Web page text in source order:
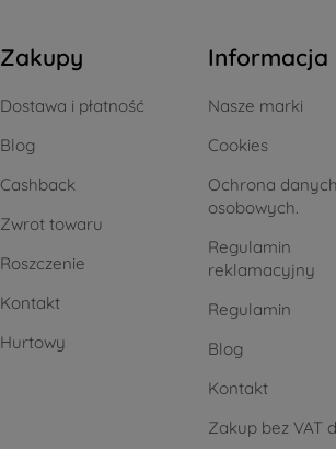
Zakupy
Dostawa i płatność
Blog
Cashback
Zwrot towaru
Roszczenie
Kontakt
Hurtowy
Informacja
Nasze marki
Cookies
Ochrona danych
osobowych.
Regulamin
reklamacyjny
Regulamin
Blog
Kontakt
Zakup bez VAT